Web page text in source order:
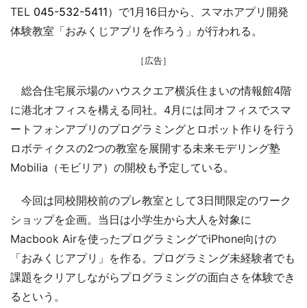
TEL 045-532-5411）で1月16日から、スマホアプリ開発
体験教室「おみくじアプリを作ろう」が行われる。
［広告］
総合住宅展示場のハウスクエア横浜住まいの情報館4階
に港北オフィスを構える同社。4月には同オフィスでスマ
ートフォンアプリのプログラミングとロボット作りを行う
ロボティクスの2つの教室を展開する未来モデリング塾
Mobilia（モビリア）の開校も予定している。
今回は同校開校前のプレ教室として3日間限定のワーク
ショップを企画。当日は小学生から大人を対象に
Macbook Airを使ったプログラミングでiPhone向けの
「おみくじアプリ」を作る。プログラミング未経験者でも
課題をクリアしながらプログラミングの面白さを体験でき
るという。